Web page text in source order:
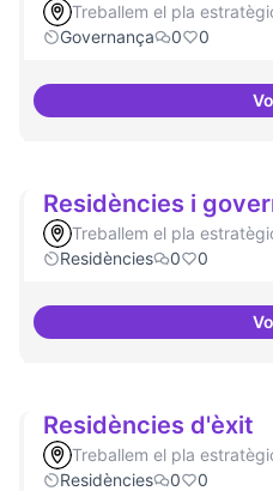
Treballem el pla
Governança
0 0
Residències i
Treballem el pla
Residències
0 0
Residències d'èxit
Treballem el pla
Residències
0 0